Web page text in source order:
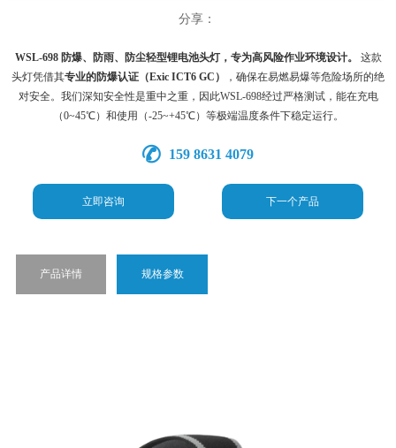
分享：
WSL-698 防爆、防雨、防尘轻型锂电池头灯，专为高风险作业环境设计。
这款
头灯凭借其专业的防爆认证（Exic ICT6 GC）
，确保在易燃易爆等危险场所的绝
对安全。我们深知安全性是重中之重，因此WSL-698经过严格测试，能在充电
（0~45℃）和使用（-25~+45℃）等极端温度条件下稳定运行。
159 8631 4079
立即咨询 下一个产品
产品详情 规格参数